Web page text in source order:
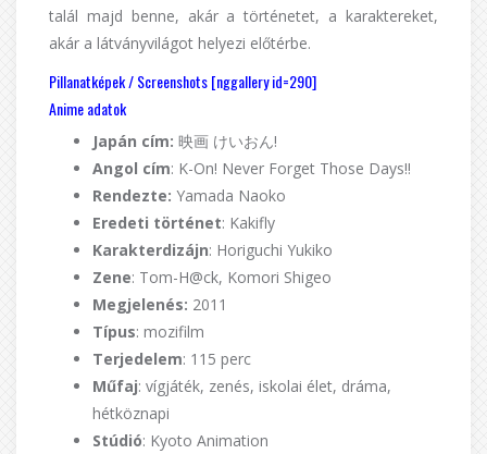
talál majd benne, akár a történetet, a karaktereket,
akár a látványvilágot helyezi előtérbe.
Pillanatképek / Screenshots [nggallery id=290]
Anime adatok
Japán cím: 映画 けいおん!
Angol cím: K-On! Never Forget Those Days!!
Rendezte: Yamada Naoko
Eredeti történet: Kakifly
Karakterdizájn: Horiguchi Yukiko
Zene: Tom-H@ck, Komori Shigeo
Megjelenés: 2011
Típus: mozifilm
Terjedelem: 115 perc
Műfaj: vígjáték, zenés, iskolai élet, dráma,
hétköznapi
Stúdió: Kyoto Animation